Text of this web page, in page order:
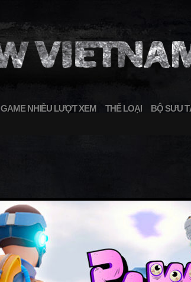
GAME NHIỀU LƯỢT XEM THỂ LOẠI BỘ SƯU